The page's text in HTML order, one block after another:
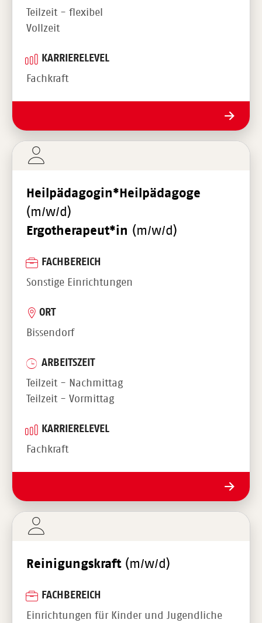
Teilzeit - flexibel
Vollzeit
KARRIERELEVEL
Fachkraft
Heilpädagogin*Heilpädagoge
(m/w/d)
Ergotherapeut*in (m/w/d)
FACHBEREICH
Sonstige Einrichtungen
ORT
Bissendorf
ARBEITSZEIT
Teilzeit - Nachmittag
Teilzeit - Vormittag
KARRIERELEVEL
Fachkraft
Reinigungskraft (m/w/d)
FACHBEREICH
Einrichtungen für Kinder und Jugendliche